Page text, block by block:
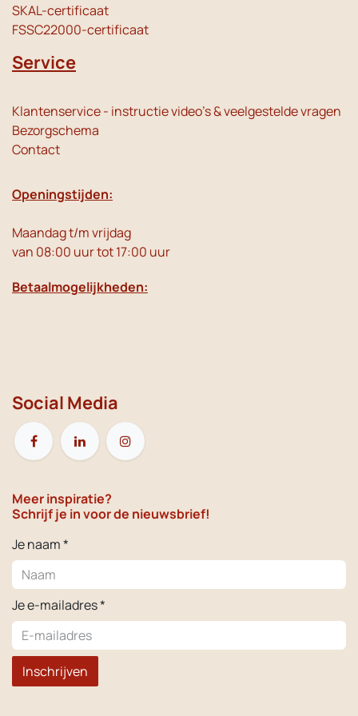
SKAL-certificaat
FSSC22000-certificaat
Service
Klantenservice - instructie video's & veelgestelde vragen
Bezorgschema
Contact
Openingstijden:
Maandag t/m vrijdag
van 08:00 uur tot 17:00 uur
Betaalmogelijkheden:
Social Media
Meer inspiratie?
Schrijf je in voor de nieuwsbrief!
Je naam *
Je e-mailadres *
Inschrijven